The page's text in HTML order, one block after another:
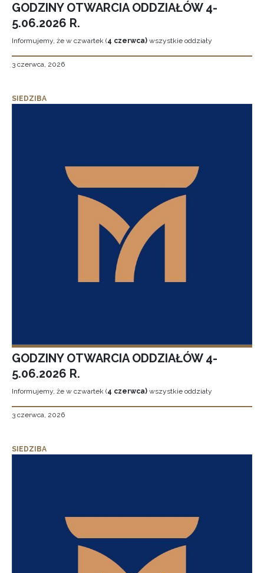
GODZINY OTWARCIA ODDZIAŁÓW 4-
5.06.2026 R.
Informujemy, że w czwartek (4 czerwca) wszystkie oddziały
3 czerwca, 2026
SIEDZIBA
GODZINY OTWARCIA ODDZIAŁÓW 4-
5.06.2026 R.
Informujemy, że w czwartek (4 czerwca) wszystkie oddziały
3 czerwca, 2026
SIEDZIBA